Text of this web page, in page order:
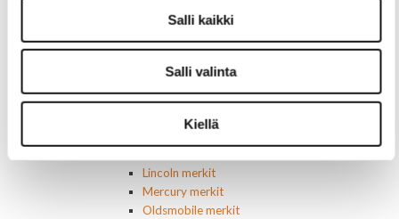
Salli kaikki
Salli valinta
Kiellä
Alkuperäiset tarrat ja teipit
Käytetyt alkuperäismerkit
AMC merkit
Cadillac merkit
Chevrolet merkit
Chrysler merkit
Lincoln merkit
Mercury merkit
Oldsmobile merkit